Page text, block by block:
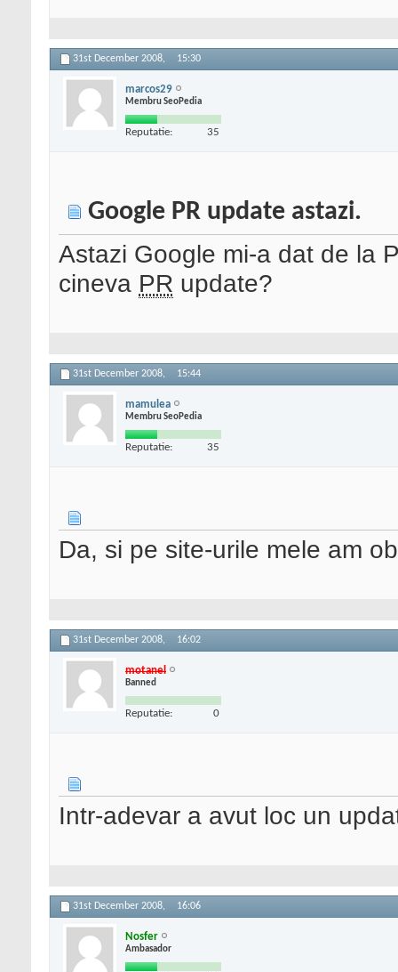
31st December 2008, 15:30
marcos29
Membru SeoPedia
Reputatie: 35
Google PR update astazi.
Astazi Google mi-a dat de la
cineva PR update?
31st December 2008, 15:44
mamulea
Membru SeoPedia
Reputatie: 35
Da, si pe site-urile mele am
31st December 2008, 16:02
motanel
Banned
Reputatie: 0
Intr-adevar a avut loc un
31st December 2008, 16:06
Nosfer
Ambasador